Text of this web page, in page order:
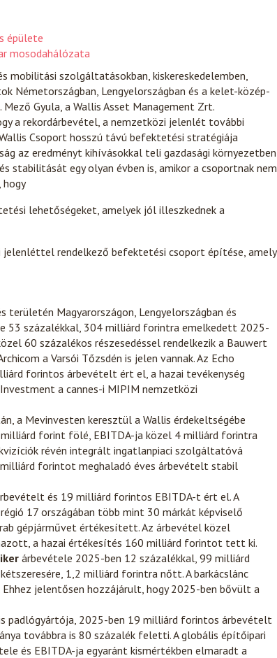
épülete
mosodahálózata
mobilitási szolgáltatásokban, kiskereskedelemben,
Lengyelországban és a kelet-közép-
Gyula, a Wallis Asset Management Zrt.
a rekordárbevétel, a nemzetközi jelenlét további
Csoport hosszú távú befektetési stratégiája
az eredményt kihívásokkal teli gazdasági környezetben
egy olyan évben is, amikor a csoportnak nem
lehetőségeket, amelyek jól illeszkednek a
rendelkező befektetési csoport építése, amely
Magyarországon, Lengyelországban és
53 százalékkal, 304 milliárd forintra emelkedett 2025-
60 százalékos részesedéssel rendelkezik a Bauwert
a Varsói Tőzsdén is jelen vannak. Az Echo
forintos árbevételt ért el, a hazai tevékenység
a cannes-i MIPIM nemzetközi
a Mevinvesten keresztül a Wallis érdekeltségébe
forint fölé, EBITDA-ja közel 4 milliárd forintra
révén integrált ingatlanpiaci szolgáltatóvá
forintot meghaladó éves árbevételt stabil
és 19 milliárd forintos EBITDA-t ért el. A
17 országában több mint 30 márkát képviselő
gépjárművet értékesített. Az árbevétel közel
a hazai értékesítés 160 milliárd forintot tett ki.
árbevétele 2025-ben 12 százalékkal, 99 milliárd
1,2 milliárd forintra nőtt. A barkácslánc
jelentősen hozzájárult, hogy 2025-ben bővült a
padlógyártója, 2025-ben 19 milliárd forintos árbevételt
továbbra is 80 százalék feletti. A globális építőipari
és EBITDA-ja egyaránt kismértékben elmaradt a